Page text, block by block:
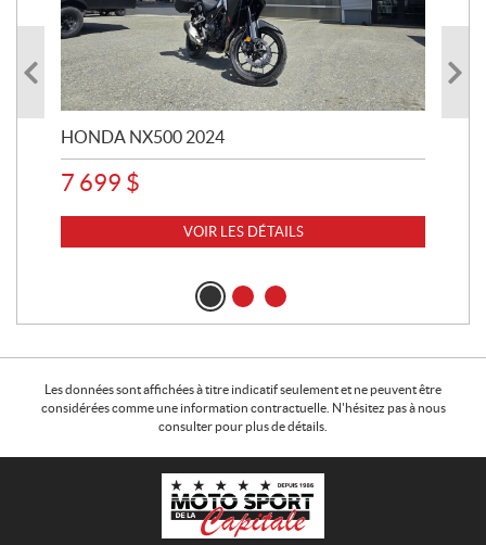
HONDA NX500 2024
7 699 $
VOIR LES DÉTAILS
Les données sont affichées à titre indicatif seulement et ne peuvent être
considérées comme une information contractuelle. N'hésitez pas à nous
consulter pour plus de détails.